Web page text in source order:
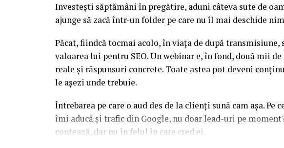
Investești săptămâni în pregătire, aduni câteva sute de
ajunge să zacă într-un folder pe care nu îl mai deschide
Păcat, fiindcă tocmai acolo, în viața de după transmisiune,
valoarea lui pentru SEO. Un webinar e, în fond, două mii
reale și răspunsuri concrete. Toate astea pot deveni
le așezi unde trebuie.
Întrebarea pe care o aud des de la clienți sună cam așa. Pe
îmi aducă și trafic din Google, nu doar lead-uri pe
contează, dar nu în felul în care cred ei.